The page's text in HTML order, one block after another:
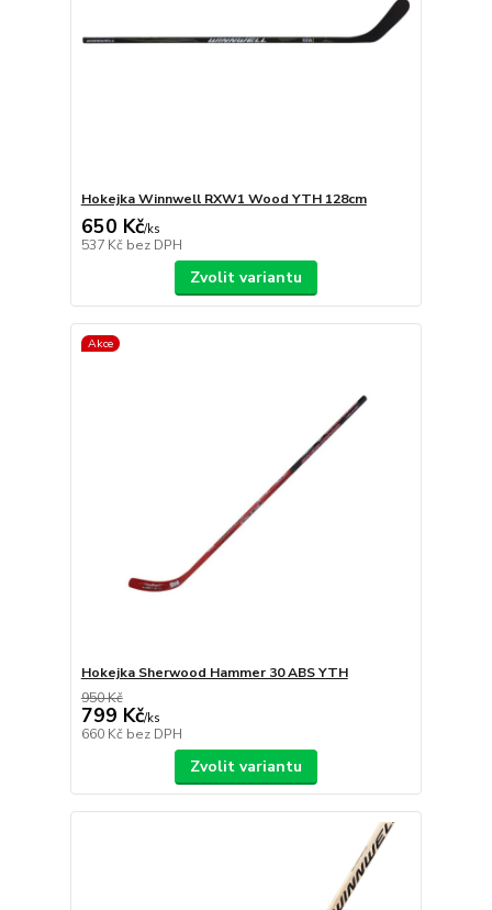
Hokejka Winnwell RXW1 Wood YTH 128cm
650 Kč/ks
537 Kč bez DPH
Zvolit variantu
Akce
Hokejka Sherwood Hammer 30 ABS YTH
950 Kč
799 Kč/ks
660 Kč bez DPH
Zvolit variantu